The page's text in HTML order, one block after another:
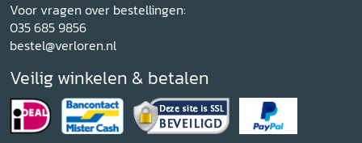
Voor vragen over bestellingen:
035 685 9856
bestel@verloren.nl
Veilig winkelen & betalen